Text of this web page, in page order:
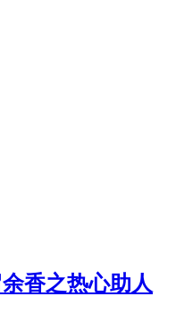
香之热心助人